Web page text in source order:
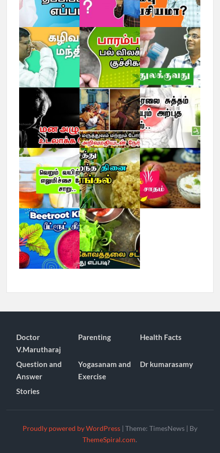
Doctor
V.Marutharaj
Parenting Health Facts
Question and
Answer
Yogasanam and
Exercise
Dr kumarasamy
Stories
Proudly powered by WordPress Theme: TimesNews
By
ThemeSpiral.com.